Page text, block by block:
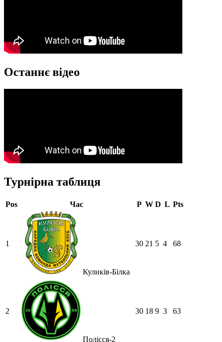
Останнє відео
Турнірна таблиця
Pos Час P W D L Pts
1
Куликів-Білка
30 21 5 4 68
2
Полісся-2
30 18 9 3 63